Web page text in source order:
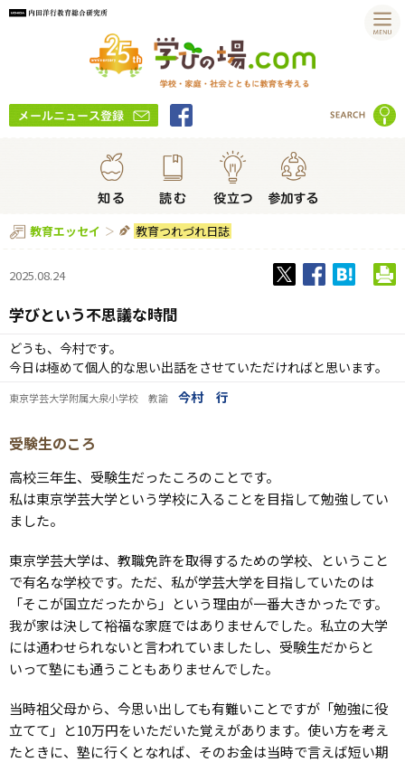
教育エッセイ 教育つれづれ日誌
2025.08.24
学びという不思議な時間
どうも、今村です。
今日は極めて個人的な思い出話をさせていただければと思います。
東京学芸大学附属大泉小学校 教諭 今村 行
受験生のころ
高校三年生、受験生だったころのことです。
私は東京学芸大学という学校に入ることを目指して勉強してい
ました。
東京学芸大学は、教職免許を取得するための学校、ということ
で有名な学校です。ただ、私が学芸大学を目指していたのは
「そこが国立だったから」という理由が一番大きかったです。
我が家は決して裕福な家庭ではありませんでした。私立の大学
には通わせられないと言われていましたし、受験生だからと
いって塾にも通うこともありませんでした。
当時祖父母から、今思い出しても有難いことですが「勉強に役
立てて」と10万円をいただいた覚えがあります。使い方を考え
たときに、塾に行くとなれば、そのお金は当時で言えば短い期